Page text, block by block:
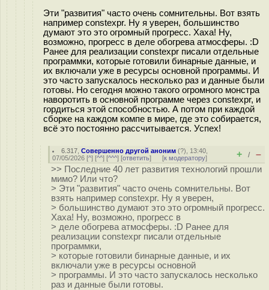
Эти "развития" часто очень сомнительны. Вот взять
например constexpr. Ну я уверен, большинство
думают это это огромный прогресс. Хаха! Ну,
возможно, прогресс в деле обогрева атмосферы. :D
Ранее для реализации constexpr писали отдельные
программки, которые готовили бинарные данные, и
их включали уже в ресурсы основной программы. И
это часто запускалось несколько раз и данные были
готовы. Но сегодня можно такого огромного монстра
наворотить в основной программе через constexpr, и
гордиться этой способностью. А потом при каждой
сборке на каждом компе в мире, где это собирается,
всё это постоянно рассчитывается. Успех!
6.317 ,Совершенно другой аноним (?), 13:40,
07/05/2026 [^] [^^] [^^^] [ответить] [к модератору] + / –
>> Последние 40 лет развития технологий прошли
мимо? Или что?
> Эти "развития" часто очень сомнительны. Вот
взять например constexpr. Ну я уверен,
> большинство думают это это огромный прогресс.
Хаха! Ну, возможно, прогресс в
> деле обогрева атмосферы. :D Ранее для
реализации constexpr писали отдельные
программки,
> которые готовили бинарные данные, и их
включали уже в ресурсы основной
> программы. И это часто запускалось несколько
раз и данные были готовы.